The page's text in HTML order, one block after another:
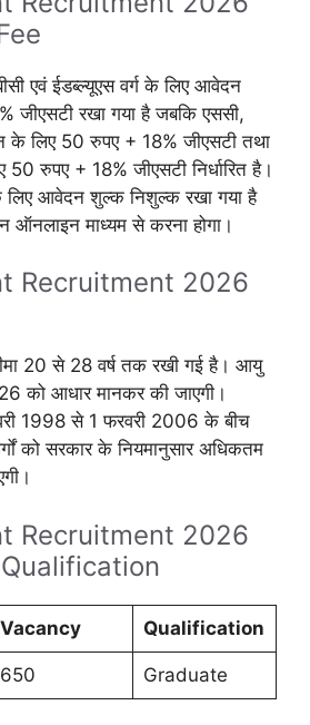
एवं ईडब्ल्यूएस वर्ग के लिए आवेदन
रखा गया है जबकि एससी,
के लिए 50 रुपए + 18% जीएसटी तथा
50 रुपए + 18% जीएसटी निर्धारित है।
लिए आवेदन शुल्क निशुल्क रखा गया है
माध्यम से करना होगा।
Recruitment 2026
20 से 28 वर्ष तक रखी गई है। आयु
को आधार मानकर की जाएगी।
1998 से 1 फरवरी 2006 के बीच
को सरकार के नियमानुसार अधिकतम
Recruitment 2026
Vacancy Qualification
650 Graduate